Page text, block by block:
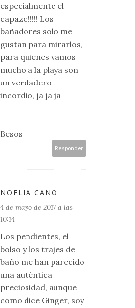
especialmente el
capazo!!!!! Los
bañadores solo me
gustan para mirarlos,
para quienes vamos
mucho a la playa son
un verdadero
incordio, ja ja ja
Besos
Responder
NOELIA CANO
4 de mayo de 2017 a las
10:14
Los pendientes, el
bolso y los trajes de
baño me han parecido
una auténtica
preciosidad, aunque
como dice Ginger, soy